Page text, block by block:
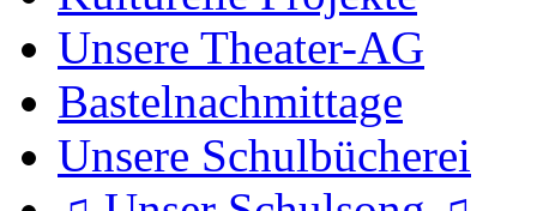
Unsere Theater-AG
Bastelnachmittage
Unsere Schulbücherei